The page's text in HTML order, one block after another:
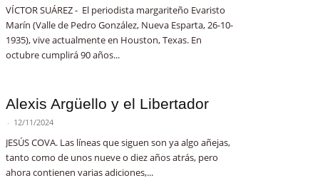
VÍCTOR SUÁREZ - El periodista margariteño Evaristo
Marín (Valle de Pedro González, Nueva Esparta, 26-10-
1935), vive actualmente en Houston, Texas. En
octubre cumplirá 90 años...
Alexis Argüello y el Libertador
- 12/11/2024
JESÚS COVA. Las líneas que siguen son ya algo añejas,
tanto como de unos nueve o diez años atrás, pero
ahora contienen varias adiciones,...